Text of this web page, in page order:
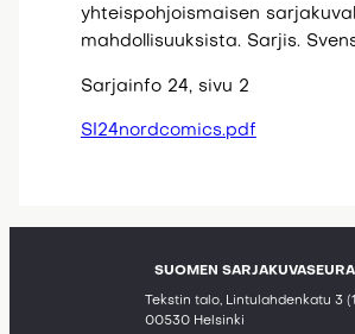
yhteispohjoismaisen
mahdollisuuksista. Sarjis.
Sarjainfo 24, sivu 2
SI24nordcomics.pdf
SUOMEN SARJAKUVASEURA
Tekstin talo, Lintulahdenkatu 3
00530 Helsinki